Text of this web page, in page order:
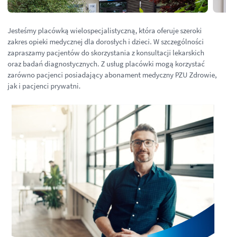
Jesteśmy placówką wielospecjalistyczną, która oferuje szeroki
zakres opieki medycznej dla dorosłych i dzieci. W szczególności
zapraszamy pacjentów do skorzystania z konsultacji lekarskich
oraz badań diagnostycznych. Z usług placówki mogą korzystać
zarówno pacjenci posiadający abonament medyczny PZU Zdrowie,
jak i pacjenci prywatni.